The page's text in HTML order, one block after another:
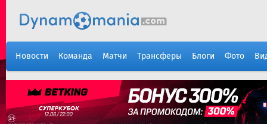
Новости Команда Матчи Трансферы Блоги Фото